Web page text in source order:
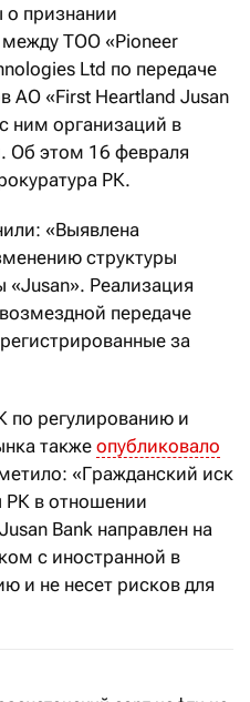
о признании
между ТОО «Pioneer
Ltd по передаче
АО «First Heartland Jusan
ним организаций в
Об этом 16 февраля
РК.
«Выявлена
структуры
«Jusan». Реализация
передаче
за
по регулированию и
такжеопубликовало
«Гражданский иск
РК в отношении
Bank направлен на
с иностранной в
и не несет рисков для